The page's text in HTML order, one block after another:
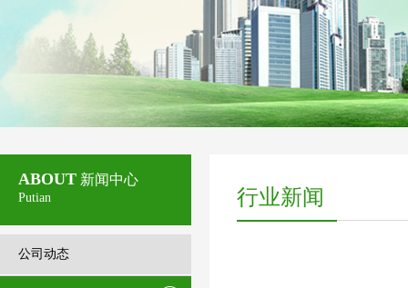
ABOUT 新闻中心
Putian
公司动态
行业新闻